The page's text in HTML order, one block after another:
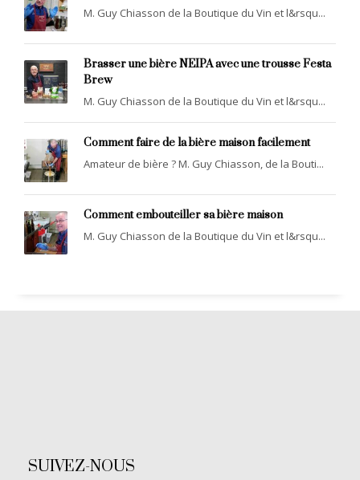
M. Guy Chiasson de la Boutique du Vin et l&rsqu...
Brasser une bière NEIPA avec une trousse Festa
Brew
M. Guy Chiasson de la Boutique du Vin et l&rsqu...
Comment faire de la bière maison facilement
Amateur de bière ? M. Guy Chiasson, de la Bouti...
Comment embouteiller sa bière maison
M. Guy Chiasson de la Boutique du Vin et l&rsqu...
SUIVEZ-NOUS